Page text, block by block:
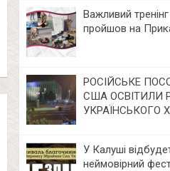
Важливий
пройшов на
РОСІЙСЬКЕ
США ОСВІТИЛИ
УКРАЇНСЬКОГО
У Калуші
неймовірний